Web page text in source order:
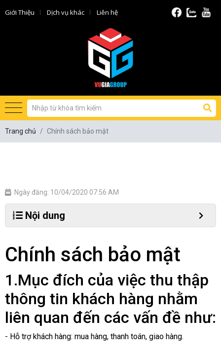
Giới Thiệu Dịch vụ khác Liên hệ
Trang chủ Chính sách bảo mật
Ngày đăng: 10/04/2020 07:56 AM
Nội dung
Chính sách bảo mật
1.Mục đích của việc thu thập
thông tin khách hàng nhằm
liên quan đến các vấn đề như:
- Hỗ trợ khách hàng: mua hàng, thanh toán, giao hàng.